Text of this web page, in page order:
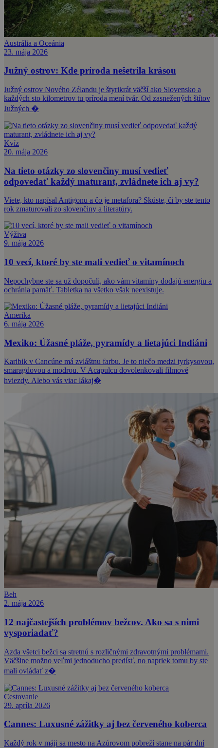
Austrália a Oceánia
23. mája 2026
Južný ostrov: Kde príroda nešetrila krásou
Južný ostrov Nového Zélandu je štyrikrát väčší ako Slovensko a
každých sto kilometrov tu príroda mení tvár. Od zasnežených štítov
Južných �
Kvíz
20. mája 2026
Na tieto otázky zo slovenčiny musí vedieť
odpovedať každý maturant, zvládnete ich aj vy?
Viete, kto napísal Antigonu a čo je metafora? Skúste, či by ste tento
rok zmaturovali zo slovenčiny a literatúry.
Výživa
9. mája 2026
10 vecí, ktoré by ste mali vedieť o vitamínoch
Nepochybne ste sa už dopočuli, ako vám vitamíny dodajú energiu a
ochránia pamäť. Tabletka na všetko však neexistuje.
Amerika
6. mája 2026
Mexiko: Úžasné pláže, pyramídy a lietajúci Indiáni
Karibik v Cancúne má zvláštnu farbu. Je to niečo medzi tyrkysovou,
smaragdovou a modrou. V Acapulcu dovolenkovali filmové
hviezdy. Alebo vás viac lákaj�
Beh
2. mája 2026
12 najčastejších problémov bežcov. Ako sa s nimi
vysporiadať?
Azda všetci bežci sa stretnú s rozličnými zdravotnými problémami.
Väčšine možno veľmi jednoducho predísť, no napriek tomu by ste
mali ovládať z�
Cestovanie
29. apríla 2026
Cannes: Luxusné zážitky aj bez červeného koberca
Každý rok v máji sa mesto na Azúrovom pobreží stane na pár dní